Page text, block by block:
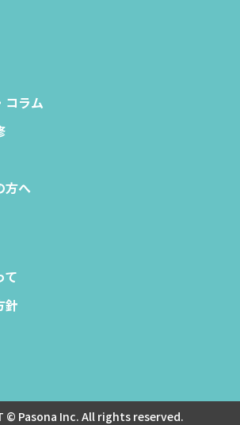
コラム
方へ
て
針
© Pasona Inc. All rights reserved.